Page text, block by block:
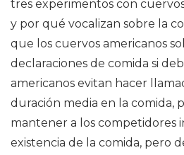
tres experimentos con
y por qué vocalizan sobre la
que los cuervos americanos
declaraciones de comida si
americanos evitan hacer
duración media en la comida,
mantener a los competidores
existencia de la comida, pero